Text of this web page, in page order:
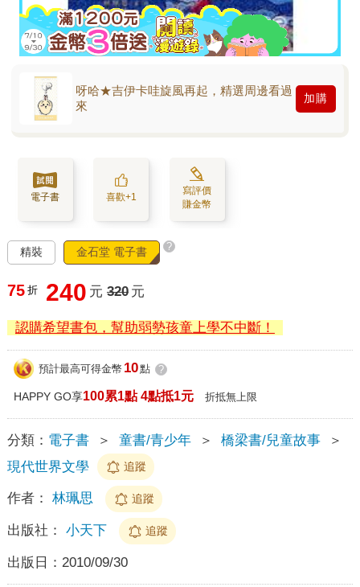
呀哈★吉伊卡哇旋風再起，精選周邊看過
來
加購
電子書 喜歡+1
寫評價
賺金幣
精裝 金石堂 電子書 ?
75 折 240 元 320 元
認購希望書包，幫助弱勢孩童上學不中斷！
預計最高可得金幣 10點 ?
HAPPY GO享100累1點 4點抵1元 折抵無上限
分類： 電子書 ＞ 童書/青少年 ＞ 橋梁書/兒童故事
＞
現代世界文學
追蹤
作者： 林珮思 追蹤
出版社： 小天下 追蹤
出版日： 2010/09/30